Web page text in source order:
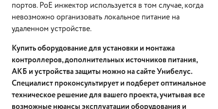
портов. PoE инжектор используется в том случае, когда
невозможно организовать локальное питание на
удаленном устройстве.
Купить оборудование для установки и монтажа
контроллеров, дополнительных источников питания,
АКБ и устройства защиты можно на сайте Унибелус.
Специалист проконсультирует и подберет оптимальное
техническое решение для вашего проекта, учитывая все